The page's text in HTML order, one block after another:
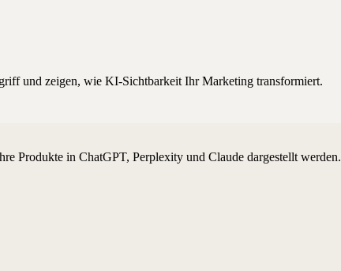
und zeigen, wie KI-Sichtbarkeit Ihr Marketing transformiert.
Produkte in ChatGPT, Perplexity und Claude dargestellt werden.